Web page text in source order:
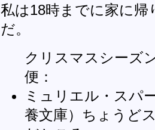
私は18時までに家に
だ。
クリスマスシーズ
便：
ミュリエル・スパ
養文庫）ちょうど